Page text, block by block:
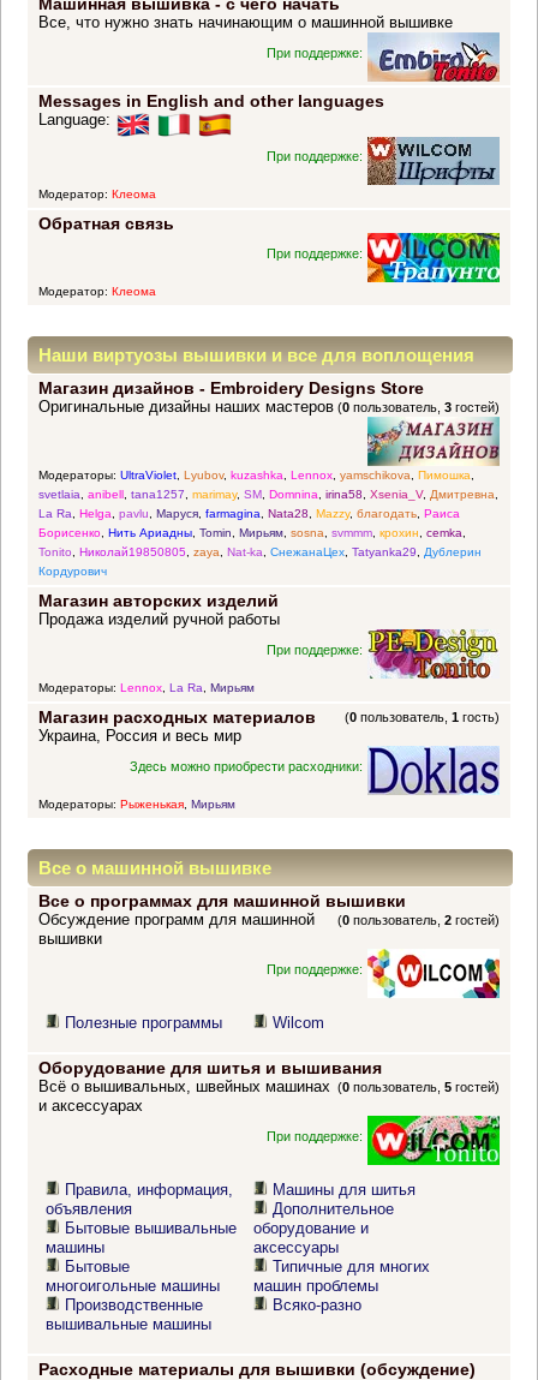
Машинная вышивка - с чего начать
Все, что нужно знать начинающим о машинной вышивке
При поддержке:
Messages in English and other languages
Language:
При поддержке:
Модератор: Клеома
Обратная связь
При поддержке:
Модератор: Клеома
Наши виртуозы вышивки и все для воплощения
прекрасных идей
Магазин дизайнов - Embroidery Designs Store
(0 пользователь,3 гостей)
Оригинальные дизайны наших мастеров
Модераторы: UltraViolet, Lyubov, kuzashka, Lennox, yamschikova, Пимошка,
svetlaia, anibell, tana1257, marimay, SM, Domnina, irina58, Xsenia_V, Дмитревна,
La Ra, Helga, pavlu, Маруся, farmagina, Nata28, Mazzy, благодать, Раиса
Борисенко, Нить Ариадны, Tomin, Мирьям, sosna, svmmm, крохин, cemka,
Tonito, Николай19850805, zaya, Nat-ka, СнежанаЦех, Tatyanka29, Дублерин
Кордурович
Магазин авторских изделий
Продажа изделий ручной работы
При поддержке:
Модераторы: Lennox, La Ra, Мирьям
Магазин расходных материалов (0 пользователь,1 гость)
Украина, Россия и весь мир
Здесь можно приобрести расходники:
Модераторы: Рыженькая, Мирьям
Все о машинной вышивке
Все о программах для машинной вышивки
(0 пользователь,2 гостей)
Обсуждение программ для машинной
вышивки
При поддержке:
Полезные программы Wilcom
Оборудование для шитья и вышивания
(0 пользователь,5 гостей)
Всё о вышивальных, швейных машинах
и аксессуарах
При поддержке:
Правила, информация,
объявления
Бытовые вышивальные
машины
Бытовые
многоигольные машины
Производственные
вышивальные машины
Машины для шитья
Дополнительное
оборудование и
аксессуары
Типичные для многих
машин проблемы
Всяко-разно
Расходные материалы для вышивки (обсуждение)